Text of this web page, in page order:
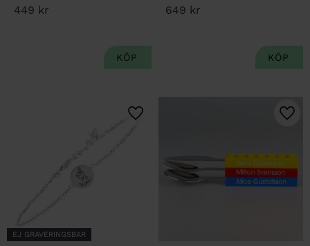
449 kr 649 kr
EJ GRAVERINGSBAR
Lägg till i favoriter